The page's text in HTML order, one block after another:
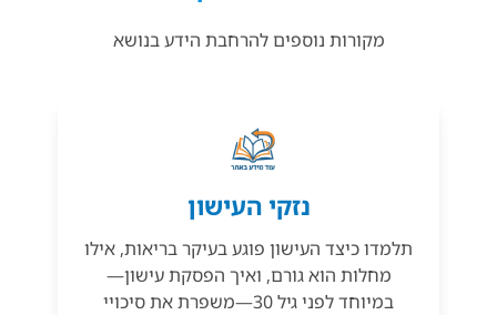
מקורות נוספים להרחבת הידע בנושא
נזקי העישון
תלמדו כיצד העישון פוגע בעיקר בריאות, אילו
מחלות הוא גורם, ואיך הפסקת עישון—
במיוחד לפני גיל 30—משפרת את סיכויי